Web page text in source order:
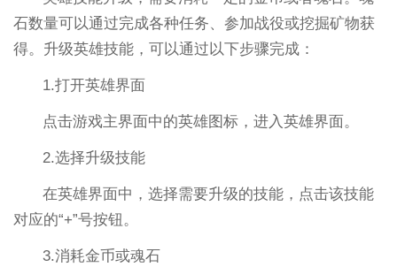
石数量可以通过完成各种任务、参加战役或挖掘矿物获
得。升级英雄技能，可以通过以下步骤完成：
1.打开英雄界面
点击游戏主界面中的英雄图标，进入英雄界面。
2.选择升级技能
在英雄界面中，选择需要升级的技能，点击该技能
对应的“+”号按钮。
3.消耗金币或魂石